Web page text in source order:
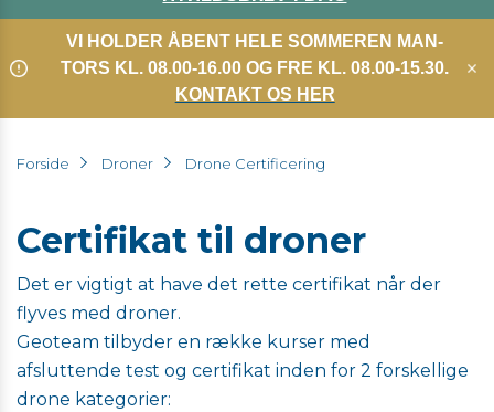
VI HOLDER ÅBENT HELE SOMMEREN MAN-
TORS KL. 08.00-16.00 OG FRE KL. 08.00-15.30.
KONTAKT OS HER
Forside Droner Drone Certificering
Certifikat til droner
Det er vigtigt at have det rette certifikat når der
flyves med droner.
Geoteam tilbyder en række kurser med
afsluttende test og certifikat inden for 2 forskellige
drone kategorier: